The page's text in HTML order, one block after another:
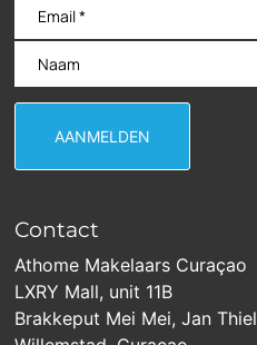
Contact
Athome Makelaars Curaçao
LXRY Mall, unit 11B
Brakkeput Mei Mei, Jan Thiel